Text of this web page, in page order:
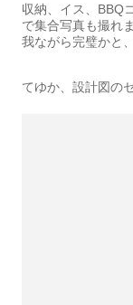
収納、イス、BBQ
で集合写真も撮れ
我ながら完璧かと
てゆか、設計図の